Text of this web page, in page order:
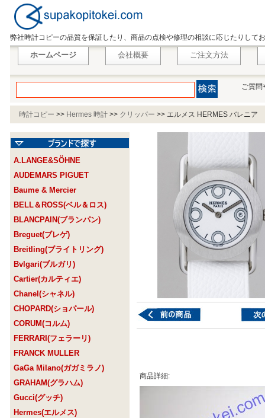
弊社時計コピーの品質を保証したり、商品の点検や修理の相談に応じたりして
ホームページ 会社概要 ご注文方法
ご質問
時計コピー >> Hermes 時計 >> クリッパー >> エルメス HERMES バレニ
A.LANGE&SÖHNE
AUDEMARS PIGUET
Baume & Mercier
BELL＆ROSS(ベル＆ロス)
BLANCPAIN(ブランパン)
Breguet(ブレゲ)
Breitling(ブライトリング)
Bvlgari(ブルガリ)
Cartier(カルティエ)
Chanel(シャネル)
CHOPARD(ショパール)
CORUM(コルム)
FERRARI(フェラーリ)
FRANCK MULLER
GaGa Milano(ガガミラノ)
GRAHAM(グラハム)
Gucci(グッチ)
Hermes(エルメス)
商品詳細: